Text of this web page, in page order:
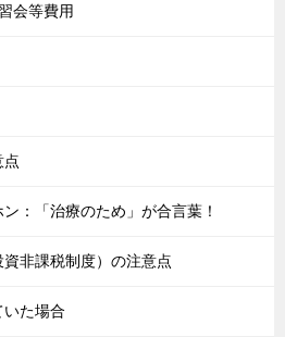
会等費用
点
：「治療のため」が合言葉！
資非課税制度）の注意点
た場合